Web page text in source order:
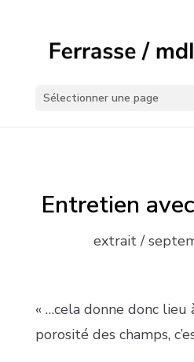
Sélectionner une page
Entretien
extrait /
« …cela donne donc lieu
porosité des champs,